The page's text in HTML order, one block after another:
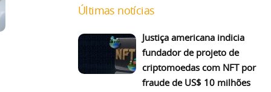
Últimas notícias
Justiça americana indicia
fundador de projeto de
criptomoedas com NFT por
fraude de US$ 10 milhões